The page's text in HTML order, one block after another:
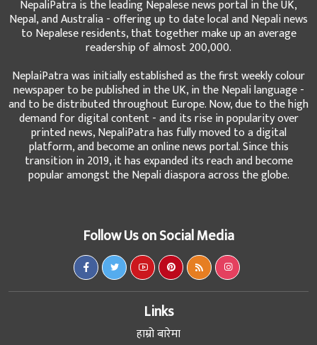
NepaliPatra is the leading Nepalese news portal in the UK,
Nepal, and Australia - offering up to date local and Nepali news
to Nepalese residents, that together make up an average
readership of almost 200,000.
NeplaiPatra was initially established as the first weekly colour
newspaper to be published in the UK, in the Nepali language -
and to be distributed throughout Europe. Now, due to the high
demand for digital content - and its rise in popularity over
printed news, NepaliPatra has fully moved to a digital
platform, and become an online news portal. Since this
transition in 2019, it has expanded its reach and become
popular amongst the Nepali diaspora across the globe.
Follow Us on Social Media
Links
हाम्रो बारेमा